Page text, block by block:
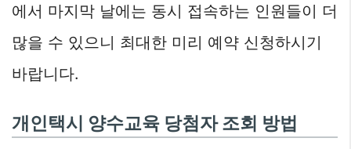
에서 마지막 날에는 동시 접속하는 인원들이 더
많을 수 있으니 최대한 미리 예약 신청하시기
바랍니다.
개인택시 양수교육 당첨자 조회 방법